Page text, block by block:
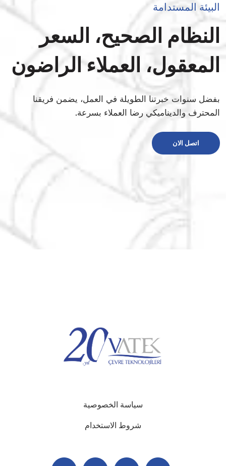
البيئة المستدامة
النظام الصحيح، السعر
المعقول، العملاء الراضون
بفضل سنوات خبرتنا الطويلة في العمل، يضمن فريقنا
المحترف والديناميكي رضا العملاء بسرعة.
اتصل الان
سياسة الخصوصية
شروط الاستخدام